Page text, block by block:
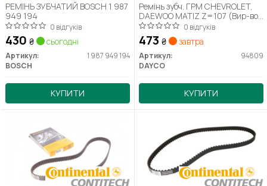
РЕМІНЬ ЗУБЧАТИЙ BOSCH 1 987
949 194
0 відгуків
430 ₴ сьогодні
Артикул:
1 987 949 194
BOSCH
КУПИТИ
Ремінь зубч. ГРМ CHEVROLET,
DAEWOO MATIZ Z=107 (Вир-во
DAYCO)
0 відгуків
473 ₴ завтра
Артикул:
94809
DAYCO
КУПИТИ